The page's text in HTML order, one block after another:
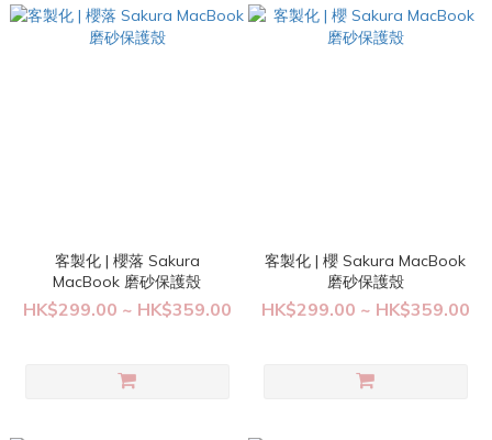
客製化 | 櫻落 Sakura
MacBook 磨砂保護殼
HK$299.00 ~ HK$359.00
客製化 | 櫻 Sakura MacBook
磨砂保護殼
HK$299.00 ~ HK$359.00